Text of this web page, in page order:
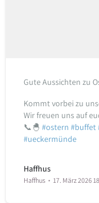
Gute Aussichten zu
Kommt vorbei zu
Wir freuen uns auf
📞🐣 #ostern #buffet
#ueckermünde
Haffhus
Haffhus 17. März 2026